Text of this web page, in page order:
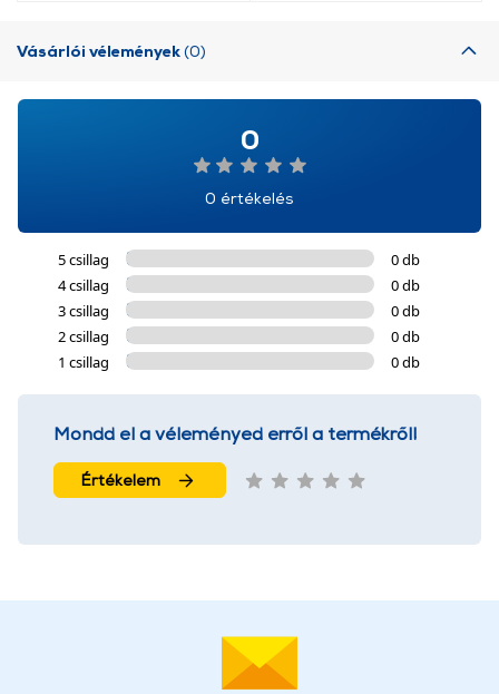
Vásárlói vélemények(0)
0
0 értékelés
5 csillag
0 db
4 csillag
0 db
3 csillag
0 db
2 csillag
0 db
1 csillag
0 db
Mondd el a véleményed erről a termékről!
Értékelem